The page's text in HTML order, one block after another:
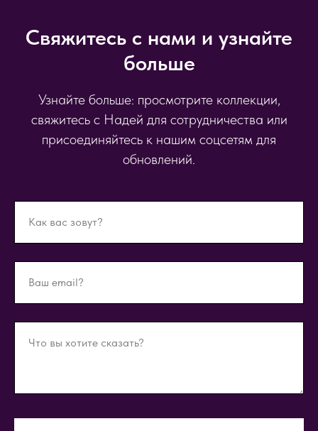
Свяжитесь с нами и узнайте
больше
Узнайте больше: просмотрите коллекции,
свяжитесь с Надей для сотрудничества или
присоединяйтесь к нашим соцсетям для
обновлений.
Как вас зовут?
Ваш email?
Что вы хотите сказать?